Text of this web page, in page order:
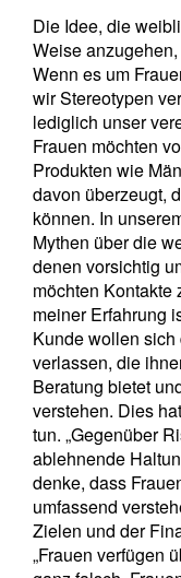
Die Idee, die
Weise
Wenn es um
wir Stereotypen
lediglich unser
Frauen möchten
Produkten wie
davon überzeugt,
können. In
Mythen über die
denen vorsichtig
möchten Kontakte
meiner Erfahrung
Kunde wollen
verlassen, die
Beratung bietet
verstehen. Dies
tun. „Gegenüber
ablehnende
denke, dass
umfassend
Zielen und der
„Frauen verfügen